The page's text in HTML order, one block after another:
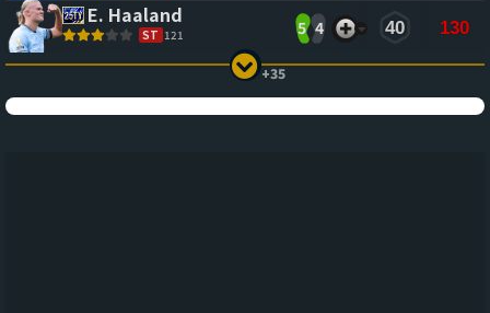
E. Haaland
ST 121 5 4 40 130
+35